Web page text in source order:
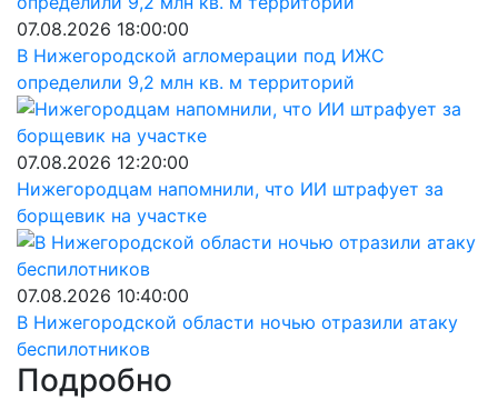
07.08.2026 18:00:00
В Нижегородской агломерации под ИЖС
определили 9,2 млн кв. м территорий
07.08.2026 12:20:00
Нижегородцам напомнили, что ИИ штрафует за
борщевик на участке
07.08.2026 10:40:00
В Нижегородской области ночью отразили атаку
беспилотников
Подробно